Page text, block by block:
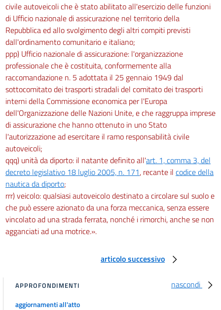
civile autoveicoli che è stato abilitato all'esercizio delle funzioni
di Ufficio nazionale di assicurazione nel territorio della
Repubblica ed allo svolgimento degli altri compiti previsti
dall'ordinamento comunitario e italiano;
ppp) Ufficio nazionale di assicurazione: l'organizzazione
professionale che è costituita, conformemente alla
raccomandazione n. 5 adottata il 25 gennaio 1949 dal
sottocomitato dei trasporti stradali del comitato dei trasporti
interni della Commissione economica per l'Europa
dell'Organizzazione delle Nazioni Unite, e che raggruppa imprese
di assicurazione che hanno ottenuto in uno Stato
l'autorizzazione ad esercitare il ramo responsabilità civile
autoveicoli;
qqq) unità da diporto: il natante definito all'art. 1, comma 3, del
decreto legislativo 18 luglio 2005, n. 171, recante il codice della
nautica da diporto;
rrr) veicolo: qualsiasi autoveicolo destinato a circolare sul suolo e
che può essere azionato da una forza meccanica, senza essere
vincolato ad una strada ferrata, nonché i rimorchi, anche se non
agganciati ad una motrice.».
articolo successivo
nascondi
APPROFONDIMENTI
aggiornamenti all'atto